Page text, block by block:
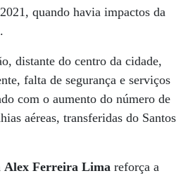
quando havia impactos da
distante do centro da cidade,
falta de segurança e serviços
com o aumento do número de
aéreas, transferidas do Santos
Alex Ferreira Lima reforça a